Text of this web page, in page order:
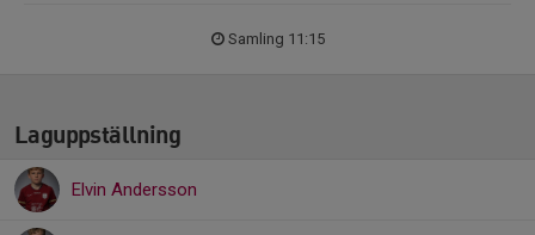
Samling 11:15
Laguppställning
Elvin Andersson